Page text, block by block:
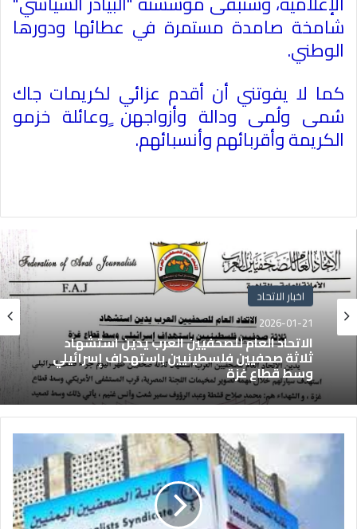
شامخة صامدة مستمرة في عطائها ودورها
الوطني.
كما لا يفوتني أن أقدم عزائي لكريمات جاك
سُمى ولُمى ودالة وأزواجهن ٍوعائلة خزمو
الكريمة وأقربائهم وأنسبائهم.
اخبار الاتحاد
2026-01-21
الاتحاد العام للصحفيين العرب يدين استشهاد
ثلاثة صحفيين فلسطينيين باستهداف إسرائيلي
وسط قطاع غزة